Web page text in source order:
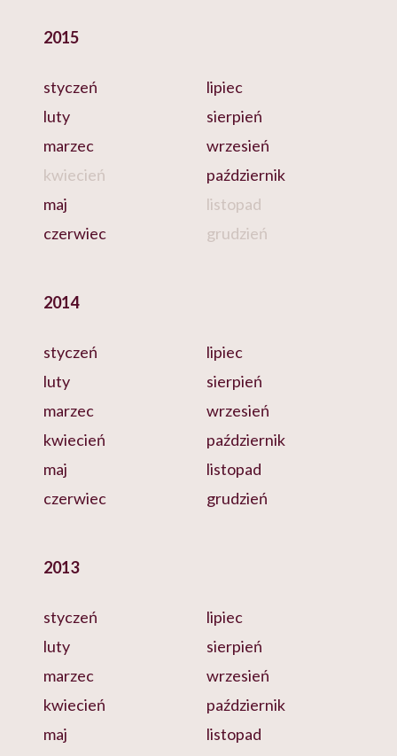
2015
styczeń
luty
marzec
kwiecień
maj
czerwiec
lipiec
sierpień
wrzesień
październik
listopad
grudzień
2014
styczeń
luty
marzec
kwiecień
maj
czerwiec
lipiec
sierpień
wrzesień
październik
listopad
grudzień
2013
styczeń
luty
marzec
kwiecień
maj
lipiec
sierpień
wrzesień
październik
listopad